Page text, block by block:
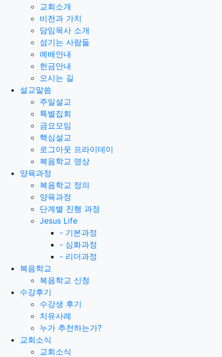
교회소개
비전과 가치
담임목사 소개
섬기는 사람들
예배안내
헌금안내
오시는 길
설교말씀
주일설교
특별집회
금요모임
핵심설교
로그아웃 프라이데이
복음학교 영상
양육과정
복음학교 정의
양육과정
단계별 진행 과정
Jesus Life
- 기본과정
- 심화과정
- 리더과정
복음학교
복음학교 신청
수강후기
수강생 후기
치유사례
누가 추천하는가?
교회소식
교회소식